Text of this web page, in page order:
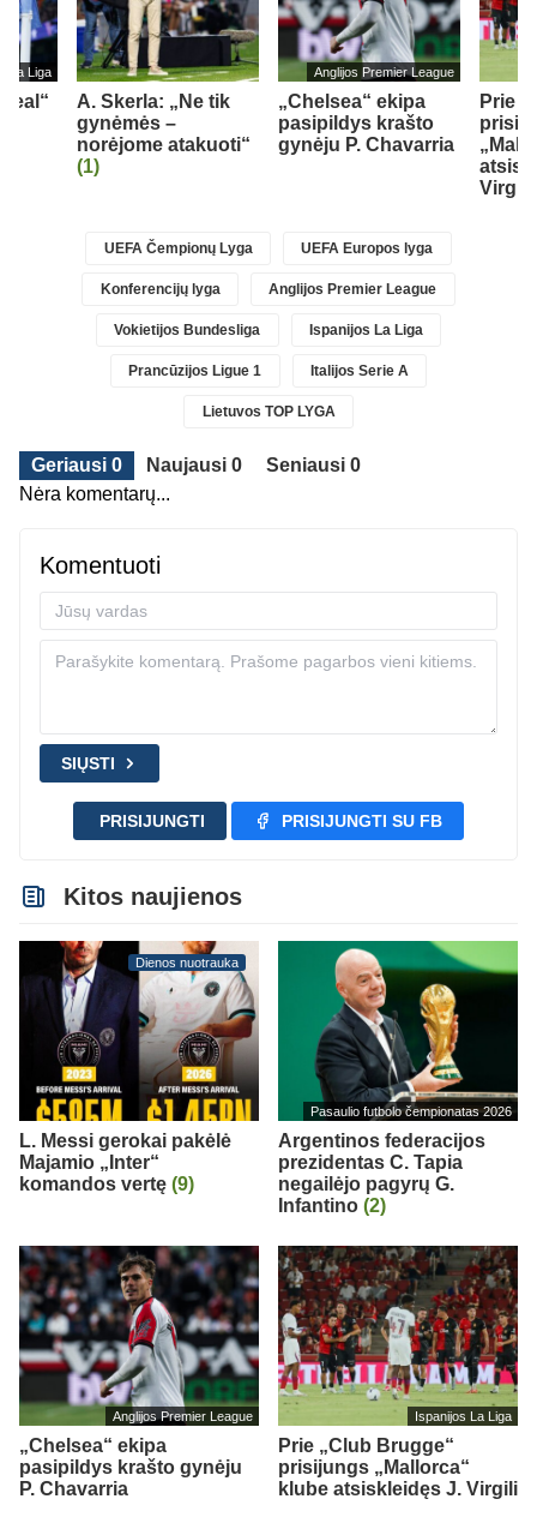
La Liga
A. Skerla: „Ne tik
gynėmės –
norėjome atakuoti“
(1)
Anglijos Premier League
„Chelsea“ ekipa
pasipildys krašto
gynėju P. Chavarria
Prie
Virgili
UEFA Čempionų Lyga UEFA Europos lyga
Konferencijų lyga Anglijos Premier League
Vokietijos Bundesliga Ispanijos La Liga
Prancūzijos Ligue 1 Italijos Serie A
Lietuvos TOP LYGA
Geriausi 0 Naujausi 0
Seniausi 0
Nėra komentarų...
Komentuoti
SIŲSTI
PRISIJUNGTI PRISIJUNGTI SU FB
Kitos naujienos
Dienos nuotrauka
L. Messi gerokai pakėlė
Majamio „Inter“
komandos vertę (9)
Pasaulio futbolo čempionatas 2026
Argentinos federacijos
prezidentas C. Tapia
negailėjo pagyrų G.
Infantino (2)
Anglijos Premier League
„Chelsea“ ekipa
pasipildys krašto gynėju
P. Chavarria
Ispanijos La Liga
Prie „Club Brugge“
prisijungs „Mallorca“
klube atsiskleidęs J. Virgili